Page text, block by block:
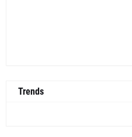
Trends